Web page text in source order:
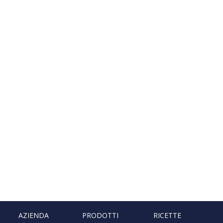
AZIENDA PRODOTTI
RICETTE